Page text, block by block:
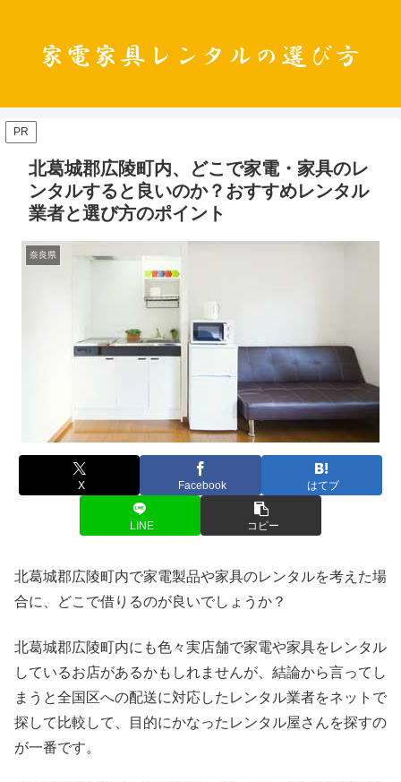
PR
北葛城郡広陵町内、どこで家電・家具のレ
ンタルすると良いのか？おすすめレンタル
業者と選び方のポイント
奈良県
X Facebook はてブ
LINE コピー
北葛城郡広陵町内で家電製品や家具のレンタルを考えた場
合に、どこで借りるのが良いでしょうか？
北葛城郡広陵町内にも色々実店舗で家電や家具をレンタル
しているお店があるかもしれませんが、結論から言ってし
まうと全国区への配送に対応したレンタル業者をネットで
探して比較して、目的にかなったレンタル屋さんを探すの
が一番です。